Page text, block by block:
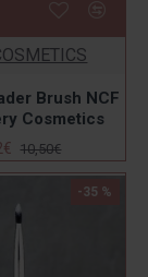
Brush NCF
Cosmetics
10,50€
-35 %